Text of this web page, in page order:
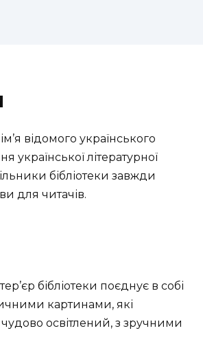
відомого українського
літературної
бібліотеки завжди
для читачів.
бібліотеки поєднує в собі
картинами, які
освітлений, з зручними